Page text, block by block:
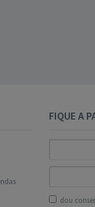
FIQUE A
dou